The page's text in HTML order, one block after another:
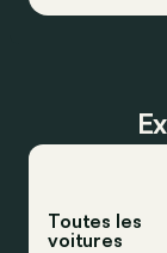
Toutes les
voitures